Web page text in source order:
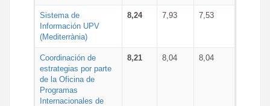
Sistema de
Información UPV
(Mediterrània)
8,24 7,93 7,53
Coordinación de
estrategias por parte
de la Oficina de
Programas
Internacionales de
8,21 8,04 8,04